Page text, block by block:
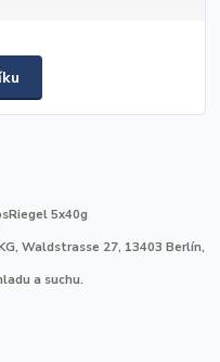
5x40g
Waldstrasse 27, 13403 Berlín,
a suchu.